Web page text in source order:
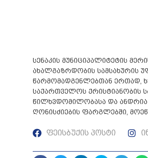
სენაკის მუნიციპალიტეტის
ახალგაზრდობის სამსახურის
წარმომადგენლებთან ერთად,
საქართველოს ქრისტიანობის
წილხვდომილობასა და ანდრია
ღონისძიების ფარგლებში,
ფეისბუქის პოსტი